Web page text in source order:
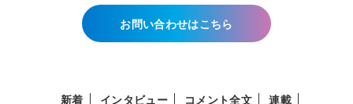
お問い合わせはこちら
新着 インタビュー コメント全文 連載